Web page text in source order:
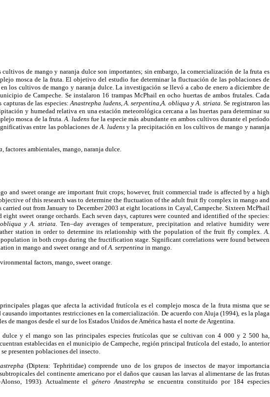
de mango y naranja dulce son importantes; sin embargo, la comercialización de la fruta es
mosca de la fruta. El objetivo del estudio fue determinar la fluctuación de las poblaciones de
los cultivos de mango y naranja dulce. La investigación se llevó a cabo de enero a diciembre de
de Campeche. Se instalaron 16 trampas McPhail en ocho huertas de ambos frutales. Cada
de las especies:Anastrepha ludens, A. serpentina,A. obliqua y A. striata.Se registraron las
y humedad relativa en una estación meteorológica cercana a las huertas para determinar su
mosca de la fruta.A. ludens fue la especie más abundante en ambos cultivos durante el período
entre las poblaciones deA. ludens y la precipitación en los cultivos de mango y naranja
factores ambientales, mango, naranja dulce.
and sweet orange are important fruit crops; however, fruit commercial trade is affected by a high
of this research was to determine the fluctuation of the adult fruit fly complex in mango and
carried out from January to December 2003 at eight locations in Cayal, Campeche. Sixteen McPhail
sweet orange orchards. Each seven days, captures were counted and identified of the species:
y A. striata. Ten–day averages of temperature, precipitation and relative humidity were
station in order to determine its relationship with the population of the fruit fly complex.A.
in both crops during the fructification stage. Significant correlations were found between
in mango and sweet orange and ofA. serpentina in mango.
factors, mango, sweet orange.
plagas que afecta la actividad frutícola es el complejo mosca de la fruta misma que se
importantes restricciones en la comercialización. De acuerdo con Aluja (1994), es la plaga
de mangos desde el sur de los Estados Unidos de América hasta el norte de Argentina.
dulce y el mango son las principales especies frutícolas que se cultivan con 4 000 y 2 500 ha,
establecidas en el municipio de Campeche, región principal frutícola del estado, lo anterior
presenten poblaciones del insecto.
(Diptera: Tephritidae) comprende uno de los grupos de insectos de mayor importancia
del continente americano por el daños que causan las larvas al alimentarse de las frutas
1993). Actualmente el género Anastrepha se encuentra constituido por 184 especies